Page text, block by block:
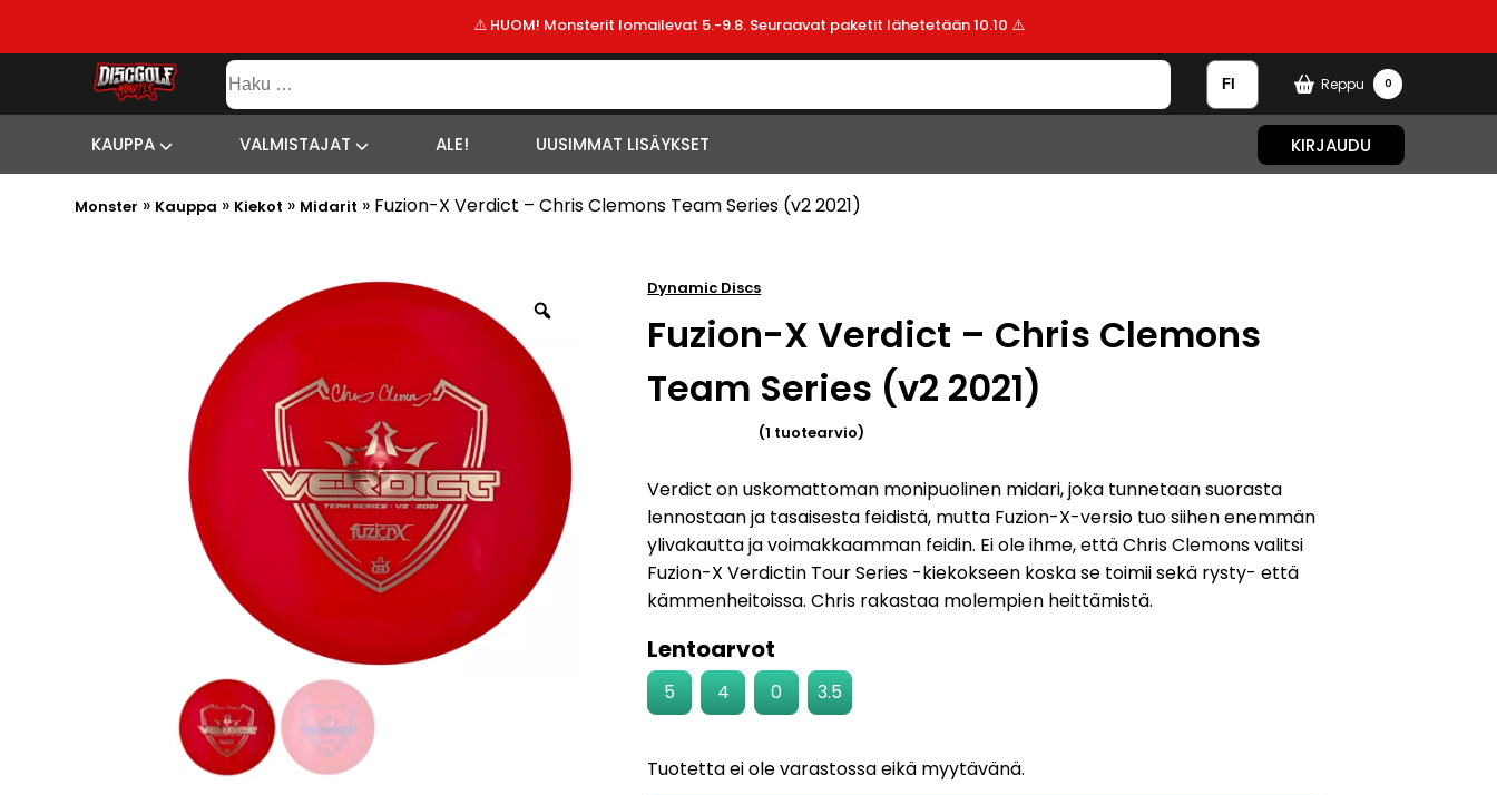
⚠️ HUOM! Monsterit lomailevat 5.-9.8. Seuraavat paketit lähetetään 10.10 ⚠️
VALMISTAJAT
LISÄYKSET
SISÄLTÖ
SITEMAP
Haku: Reppu 0
KAUPPA VALMISTAJAT ALE! UUSIMMAT LISÄYKSET KIRJAUDU
Monster » Kauppa » Kiekot » Midarit » Fuzion-X Verdict – Chris Clemons Team Series (v2 2021)
Dynamic Discs
Fuzion-X Verdict – Chris Clemons
Team Series (v2 2021)
5:stä
perustuen
1asiakkaan
arvotukseen.
(1 tuotearvio)
Verdict on uskomattoman monipuolinen midari, joka tunnetaan suorasta
lennostaan ​​ja tasaisesta feidistä, mutta Fuzion-X-versio tuo siihen enemmän
ylivakautta ja voimakkaamman feidin. Ei ole ihme, että Chris Clemons valitsi
Fuzion-X Verdictin Tour Series -kiekokseen koska se toimii sekä rysty- että
kämmenheitoissa. Chris rakastaa molempien heittämistä.
Lentoarvot
5 4 0 3.5
Tuotetta ei ole varastossa eikä myytävänä.